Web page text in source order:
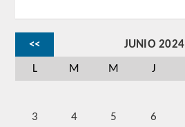
SALUD Y GESTION NUEVAS
TECNOLOGIAS SANITARIAS
QUIRURGICA
<< JUNIO 2024
L M M J
3 4 5 6